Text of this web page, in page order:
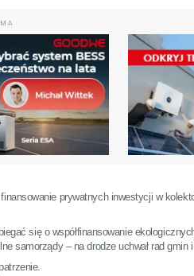
prywatnych inwestycji w
się o współfinansowanie
samorządy – na drodze uchwał rad gmin i